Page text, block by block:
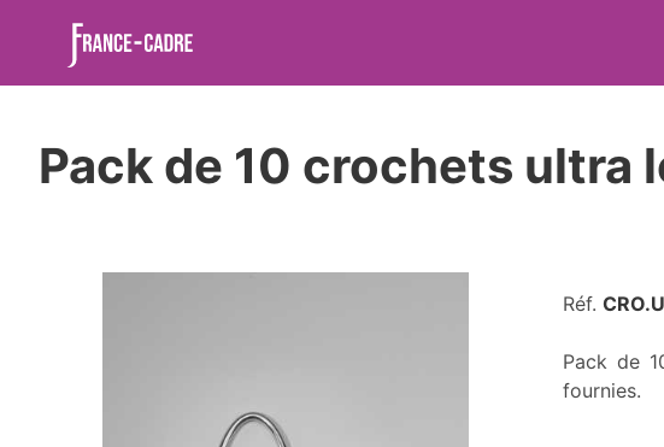
Pack de 10 crochets ultra
Réf.
Pack de
fournies.